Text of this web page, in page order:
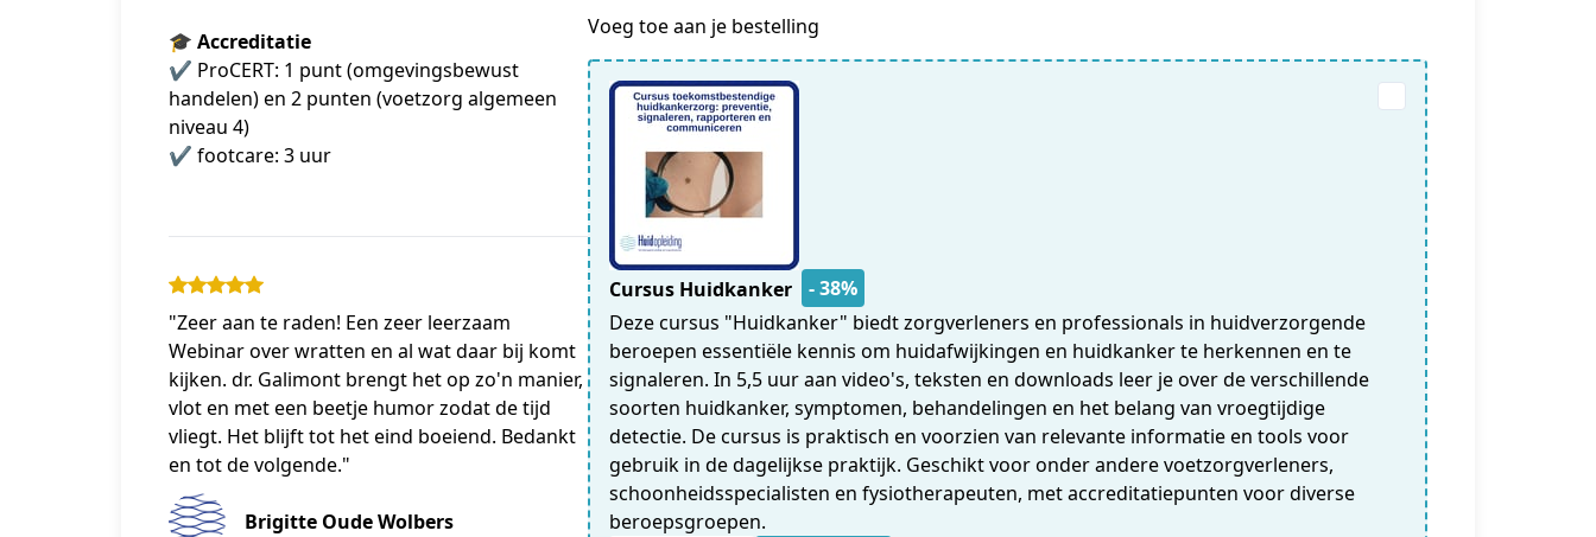
🎓 Accreditatie
✔ ProCERT: 1 punt (omgevingsbewust
handelen) en 2 punten (voetzorg algemeen
niveau 4)
✔ footcare: 3 uur
"Zeer aan te raden! Een zeer leerzaam
Webinar over wratten en al wat daar bij komt
kijken. dr. Galimont brengt het op zo'n manier,
vlot en met een beetje humor zodat de tijd
vliegt. Het blijft tot het eind boeiend. Bedankt
en tot de volgende."
Brigitte Oude Wolbers
Voeg toe aan je bestelling
Cursus Huidkanker
- 38%
Deze cursus "Huidkanker" biedt zorgverleners en professionals in huidverzorgende
beroepen essentiële kennis om huidafwijkingen en huidkanker te herkennen en te
signaleren. In 5,5 uur aan video's, teksten en downloads leer je over de verschillende
soorten huidkanker, symptomen, behandelingen en het belang van vroegtijdige
detectie. De cursus is praktisch en voorzien van relevante informatie en tools voor
gebruik in de dagelijkse praktijk. Geschikt voor onder andere voetzorgverleners,
schoonheidsspecialisten en fysiotherapeuten, met accreditatiepunten voor diverse
beroepsgroepen.